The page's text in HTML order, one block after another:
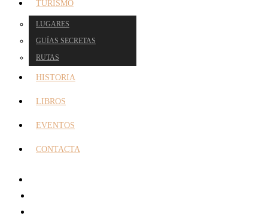
TURISMO
LUGARES
GUÍAS SECRETAS
RUTAS
HISTORIA
LIBROS
EVENTOS
CONTACTA